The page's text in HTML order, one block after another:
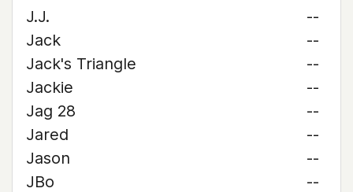
J.J.
--
Jack
--
Jack's Triangle
--
Jackie
--
Jag 28
--
Jared
--
Jason
--
JBo
--